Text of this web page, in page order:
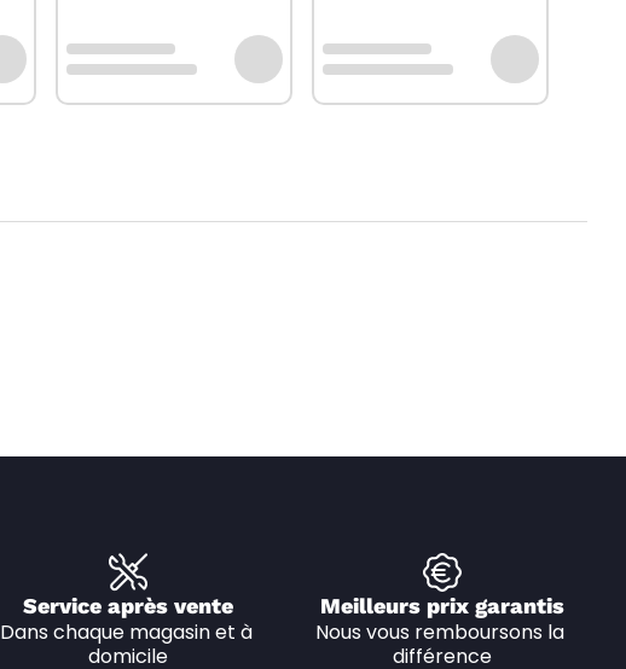
Service après vente
Dans chaque magasin et à
domicile
Meilleurs prix garantis
Nous vous remboursons la
différence